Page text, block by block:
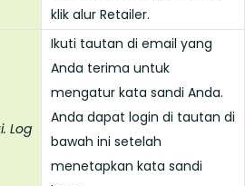
klik alur Retailer.
Log
Ikuti tautan di email yang
Anda terima untuk
mengatur kata sandi Anda.
Anda dapat login di tautan di
bawah ini setelah
menetapkan kata sandi